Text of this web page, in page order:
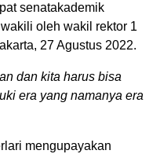
senatakademik
oleh wakil rektor 1
27 Agustus 2022.
dan kita harus bisa
era yang namanya era
mengupayakan